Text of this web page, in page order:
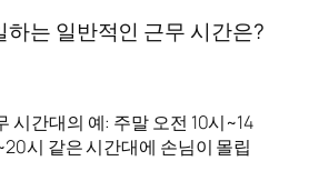
하는 일반적인 근무 시간은?
시간대의 예: 주말 오전 10시~14
시 같은 시간대에 손님이 몰립